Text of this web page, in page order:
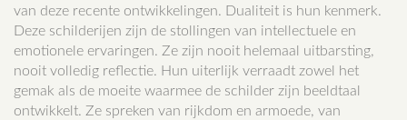
van deze recente ontwikkelingen. Dualiteit is hun kenmerk.
Deze schilderijen zijn de stollingen van intellectuele en
emotionele ervaringen. Ze zijn nooit helemaal uitbarsting,
nooit volledig reflectie. Hun uiterlijk verraadt zowel het
gemak als de moeite waarmee de schilder zijn beeldtaal
ontwikkelt. Ze spreken van rijkdom en armoede, van